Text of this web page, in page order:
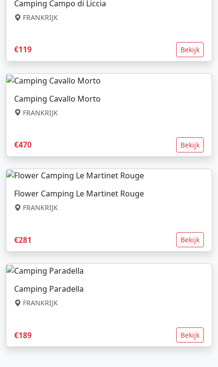
Camping Campo di Liccia
FRANKRIJK
€119 Bekijk
Camping Cavallo Morto
FRANKRIJK
€470 Bekijk
Flower Camping Le Martinet Rouge
FRANKRIJK
€281 Bekijk
Camping Paradella
FRANKRIJK
€189 Bekijk